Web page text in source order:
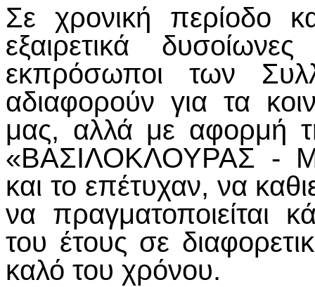
Σε χρονική περίοδο
εξαιρετικά
εκπρόσωποι των
αδιαφορούν για τα
μας, αλλά με αφορμή
«ΒΑΣΙΛΟΚΛΟΥΡΑΣ -
και το επέτυχαν, να
να πραγματοποιείται
του έτους σε
καλό του χρόνου.